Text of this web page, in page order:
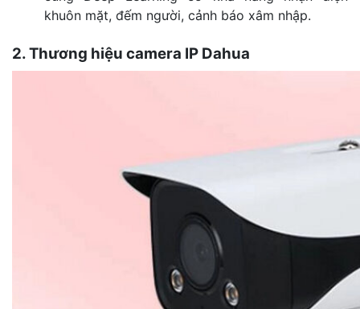
khuôn mặt, đếm người, cảnh báo xâm nhập.
2. Thương hiệu camera IP Dahua